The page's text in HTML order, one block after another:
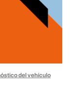
del vehículo